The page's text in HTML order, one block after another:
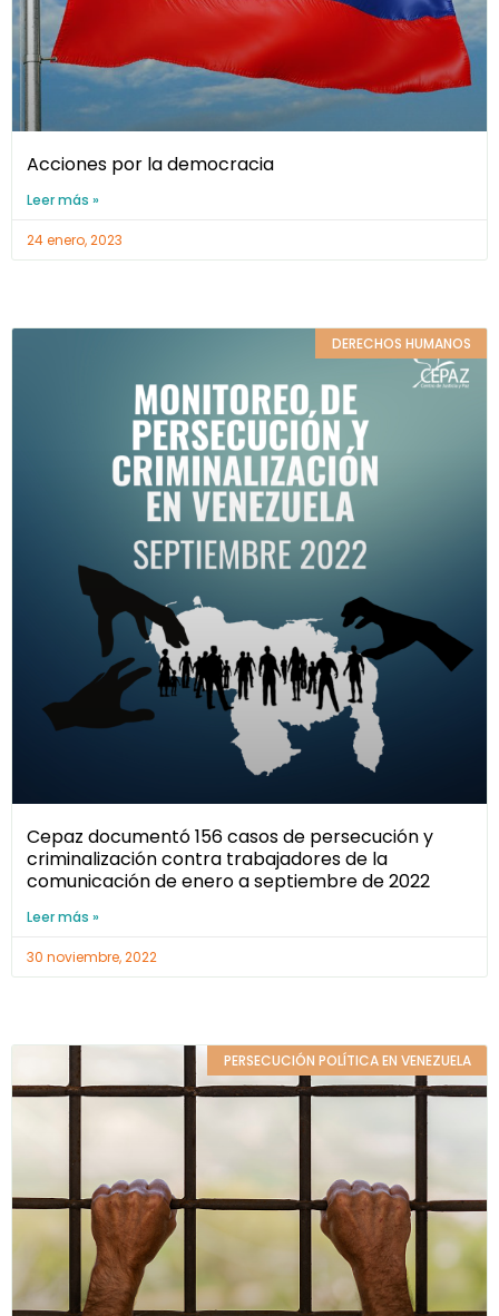
Acciones por la democracia
Leer más »
24 enero, 2023
DERECHOS HUMANOS
Cepaz documentó 156 casos de persecución y
criminalización contra trabajadores de la
comunicación de enero a septiembre de 2022
Leer más »
30 noviembre, 2022
PERSECUCIÓN POLÍTICA EN VENEZUELA